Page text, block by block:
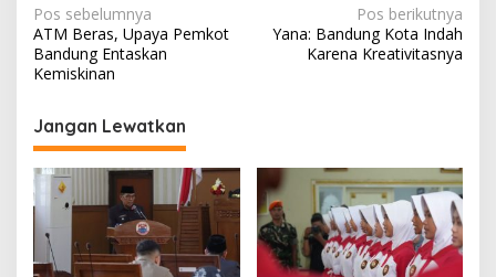
N
a
v
i
g
a
s
i
p
Pos sebelumnya
ATM Beras, Upaya Pemkot
Bandung Entaskan
Kemiskinan
Pos berikutnya
Yana: Bandung Kota Indah
Karena Kreativitasnya
Jangan Lewatkan